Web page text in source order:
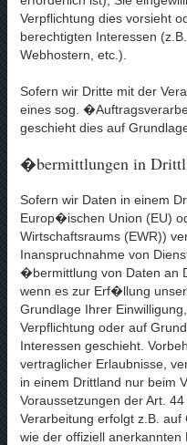
Verpflichtung dies vorsieht
berechtigten Interessen
Webhostern, etc.).
Sofern wir Dritte mit der
eines sog.
geschieht dies auf
�bermittlungen in
Sofern wir Daten in einem
Europ�ischen Union (EU)
Wirtschaftsraums (EWR))
Inanspruchnahme von
�bermittlung von Daten an
wenn es zur Erf�llung
Grundlage Ihrer
Verpflichtung oder auf
Interessen geschieht.
vertraglicher Erlaubnisse,
in einem Drittland nur beim
Voraussetzungen der Art.
Verarbeitung erfolgt z.B. auf
wie der offiziell anerkannten